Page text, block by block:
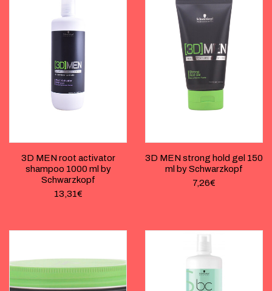
3D MEN root activator
shampoo 1000 ml by
Schwarzkopf
13,31€
3D MEN strong hold gel 150
ml by Schwarzkopf
7,26€